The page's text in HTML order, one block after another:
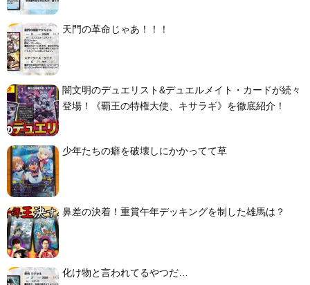
天門の革命じゃあ！！！
闇文明のデュエリスト&デュエルメイト・カードが続々
登場！《覇王の特権大使、キサラギ》を徹底紹介！
少年たちの癖を破壊しにかかってて草
鼻差の決着！重賞午年デッキングを制した雄馬は？
化け物と言われてるやつだ…